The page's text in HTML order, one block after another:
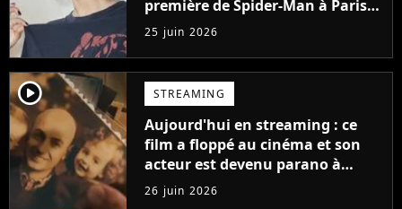
première de Spider-Man à Paris,
"Le style n'a pas besoin de coûter
une fortune"
25 juin 2026
player2 STREAMING
Aujourd'hui en streaming : ce
film a floppé au cinéma et son
acteur est devenu parano à
cause de l'histoire
26 juin 2026